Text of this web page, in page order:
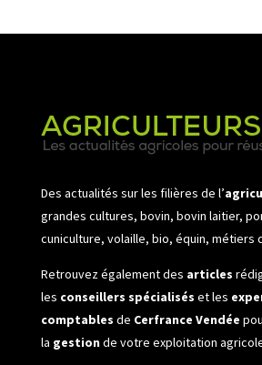
Des actualités sur les filières de l’
grandes cultures, bovin, bovin laitier,
cuniculture, volaille, bio, équin, métiers
Retrouvez également des articles
les conseillers spécialisés et les
comptables de Cerfrance Vendée
la gestionde votre exploitation